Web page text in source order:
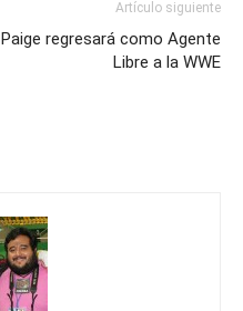
Artículo siguiente
Paige regresará como Agente
Libre a la WWE